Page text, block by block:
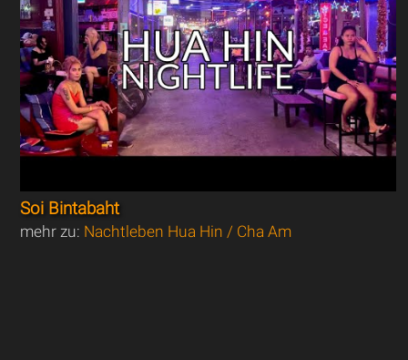
Soi Bintabaht
mehr zu: Nachtleben Hua Hin / Cha Am